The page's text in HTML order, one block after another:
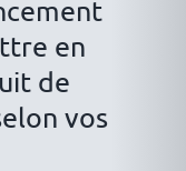
en
de
vos